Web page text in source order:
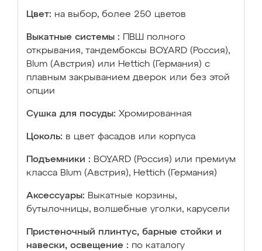
Цвет: на выбор, более 250 цветов
Выкатные системы :
ПВШ полного
открывания, тандембоксы BOYARD (Россия),
Blum (Австрия) или Hettich (Германия) с
плавным закрыванием дверок или без этой
опции
Сушка для посуды: Хромированная
Цоколь: в цвет фасадов или корпуса
Подъемники : BOYARD (Россия) или премиум
класса Blum (Австрия), Hettich (Германия)
Аксессуары: Выкатные корзины,
бутылочницы, волшебные уголки, карусели
Пристеночный плинтус, барные стойки и
навески, освещение : по каталогу